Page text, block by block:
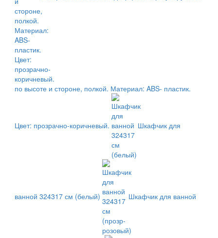
по высоте и стороне, полкой. Материал: ABS- пластик.
Цвет: прозрачно-коричневый. Шкафчик для
ванной 324317 см (белый) Шкафчик для ванной